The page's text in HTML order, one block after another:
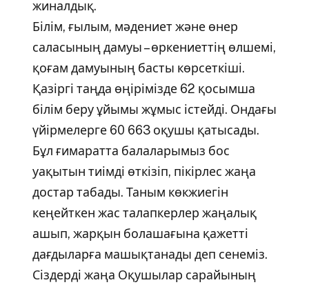
жиналдық.
Білім, ғылым, мәдениет және өнер
саласының дамуы – өркениеттің өлшемі,
қоғам дамуының басты көрсеткіші.
Қазіргі таңда өңірімізде 62 қосымша
білім беру ұйымы жұмыс істейді. Ондағы
үйірмелерге 60 663 оқушы қатысады.
Бұл ғимаратта балаларымыз бос
уақытын тиімді өткізіп, пікірлес жаңа
достар табады. Таным көкжиегін
кеңейткен жас талапкерлер жаңалық
ашып, жарқын болашағына қажетті
дағдыларға машықтанады деп сенеміз.
Сіздерді жаңа Оқушылар сарайының